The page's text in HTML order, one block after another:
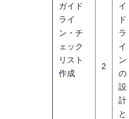
ガイド
ライ
ン・チ
ェック
リスト
作成
2
イ
ド
ラ
イ
ン
の
設
計
と